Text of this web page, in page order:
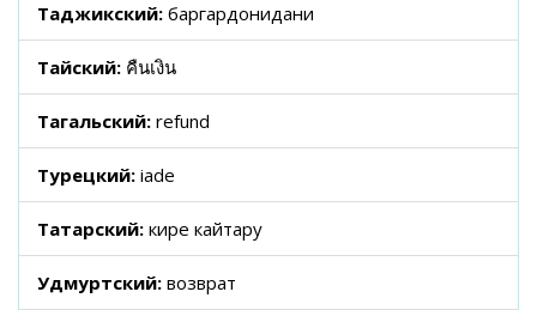
Таджикский: баргардонидани
Тайский: คืนเงิน
Тагальский: refund
Турецкий: iade
Татарский: кире кайтару
Удмуртский: возврат